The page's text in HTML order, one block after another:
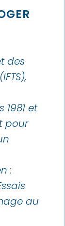
des
et
pour
:
au